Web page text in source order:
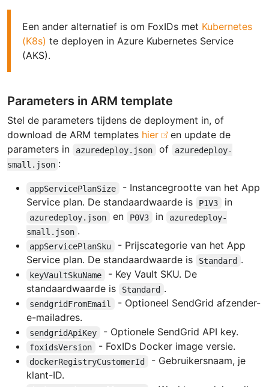
Een ander alternatief is om FoxIDs met Kubernetes
(K8s) te deployen in Azure Kubernetes Service
(AKS).
Parameters in ARM template
Stel de parameters tijdens de deployment in, of
download de ARM templates hier
en update de
parameters in
azuredeploy.json of
azuredeploy-
small.json :
appServicePlanSize
- Instancegrootte van het App
Service plan. De standaardwaarde is
P1V3 in
azuredeploy.json en P0V3 in
azuredeploy-
small.json .
appServicePlanSku
- Prijscategorie van het App
Service plan. De standaardwaarde is
Standard .
keyVaultSkuName
- Key Vault SKU. De
standaardwaarde is
Standard .
sendgridFromEmail
- Optioneel SendGrid afzender-
e-mailadres.
sendgridApiKey - Optionele SendGrid API key.
foxidsVersion - FoxIDs Docker image versie.
dockerRegistryCustomerId
- Gebruikersnaam, je
klant-ID.